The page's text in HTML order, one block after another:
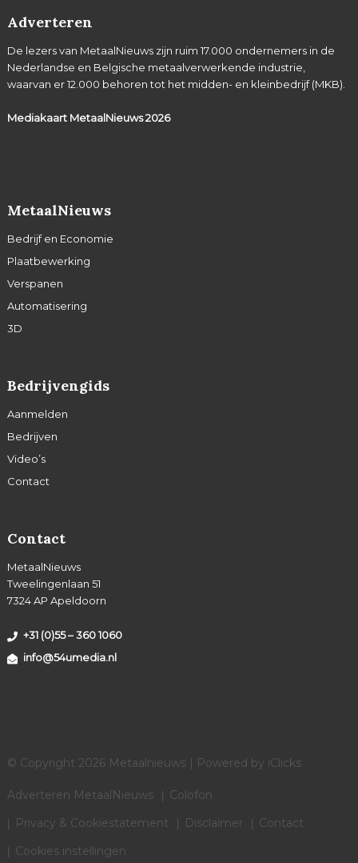
Adverteren
De lezers van MetaalNieuws zijn ruim 17.000 ondernemers in de
Nederlandse en Belgische metaalverwerkende industrie,
waarvan er 12.000 behoren tot het midden- en kleinbedrijf (MKB).
Mediakaart MetaalNieuws2026
MetaalNieuws
Bedrijf en Economie
Plaatbewerking
Verspanen
Automatisering
3D
Bedrijvengids
Aanmelden
Bedrijven
Video’s
Contact
Contact
MetaalNieuws
Tweelingenlaan 51
7324 AP Apeldoorn
+31 (0)55 – 360 1060
info@54umedia.nl
© Copyright 2026 Metaalnieuws | Powered by iClicks
Adverteren MetaalNieuws
Colofon
Privacy & Cookiestatement
Disclaimer
Contact
Cookies instellingen